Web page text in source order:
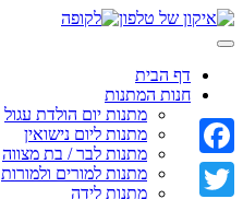
Skip
to
דף הבית
חנות המתנות
מתנות יום הולדת עגול
מתנות ליום נישואין
מתנות לבר / בת מצווה
מתנות למורים ולמורות
מתנות לידה
Facebook